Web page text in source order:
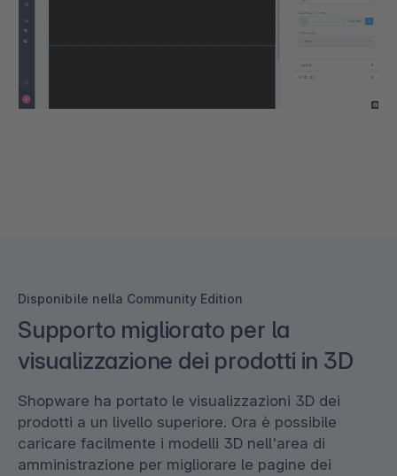
Disponibile nella Community Edition
Supporto migliorato per la
visualizzazione dei prodotti in 3D
Shopware ha portato le visualizzazioni 3D dei
prodotti a un livello superiore. Ora è possibile
caricare facilmente i modelli 3D nell'area di
amministrazione per migliorare le pagine dei